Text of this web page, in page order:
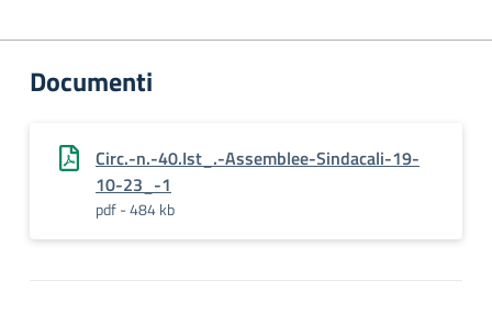
Documenti
Circ.-n.-40.Ist_.-Assemblee-Sindacali-19-
10-23_-1
pdf - 484 kb